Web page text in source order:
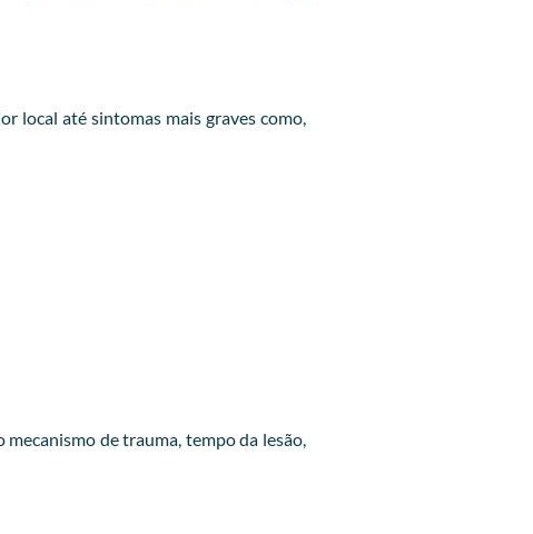
local até sintomas mais graves como,
de trauma, tempo da lesão,